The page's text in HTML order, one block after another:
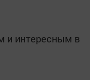
и интересным в